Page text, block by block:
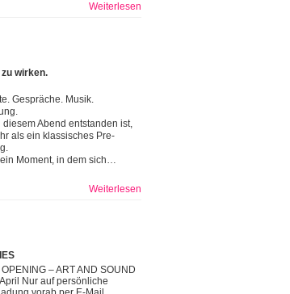
Weiterlesen
wirken.
Gespräche. Musik.
diesem Abend entstanden ist,
als ein klassisches Pre-
ein Moment, in dem sich…
Weiterlesen
– ART AND SOUND
Nur auf persönliche